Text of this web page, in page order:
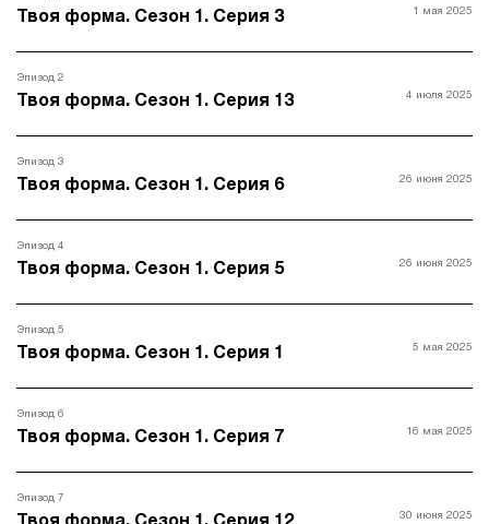
Твоя форма. Сезон 1. Серия 3 1 мая 2025
Эпизод 2
Твоя форма. Сезон 1. Серия 13 4 июля 2025
Эпизод 3
Твоя форма. Сезон 1. Серия 6 26 июня 2025
Эпизод 4
Твоя форма. Сезон 1. Серия 5 26 июня 2025
Эпизод 5
Твоя форма. Сезон 1. Серия 1 5 мая 2025
Эпизод 6
Твоя форма. Сезон 1. Серия 7 16 мая 2025
Эпизод 7
30 июня 2025